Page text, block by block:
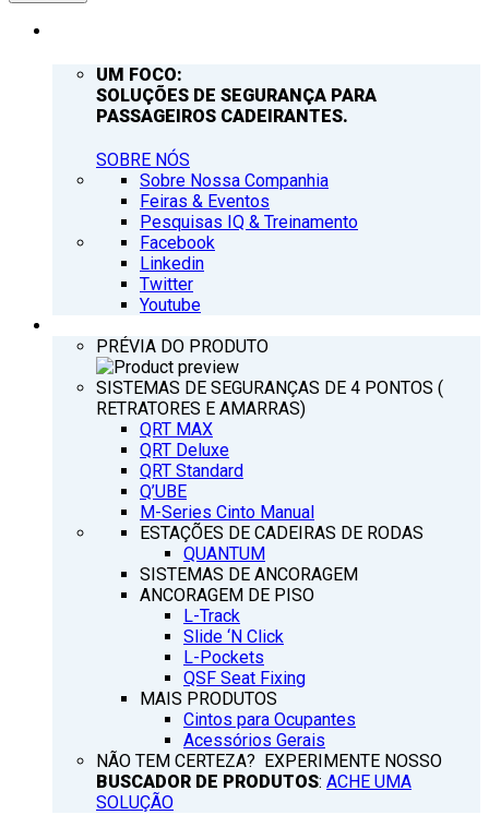
UM FOCO:
SOLUÇÕES DE SEGURANÇA PARA
PASSAGEIROS CADEIRANTES.
SOBRE NÓS
Sobre Nossa Companhia
Feiras & Eventos
Pesquisas IQ & Treinamento
Facebook
Linkedin
Twitter
Youtube
PRÉVIA DO PRODUTO
SISTEMAS DE SEGURANÇAS DE 4 PONTOS (
RETRATORES E AMARRAS)
QRT MAX
QRT Deluxe
QRT Standard
Q’UBE
M-Series Cinto Manual
ESTAÇÕES DE CADEIRAS DE RODAS
QUANTUM
SISTEMAS DE ANCORAGEM
ANCORAGEM DE PISO
L-Track
Slide ‘N Click
L-Pockets
QSF Seat Fixing
MAIS PRODUTOS
Cintos para Ocupantes
Acessórios Gerais
NÃO TEM CERTEZA? EXPERIMENTE NOSSO
BUSCADOR DE PRODUTOS: ACHE UMA
SOLUÇÃO